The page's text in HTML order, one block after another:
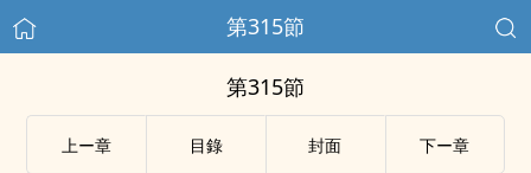
第315節
第315節
上ー章 目錄 封面 下ー章